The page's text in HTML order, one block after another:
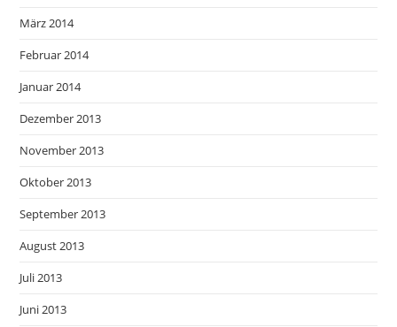
März 2014
Februar 2014
Januar 2014
Dezember 2013
November 2013
Oktober 2013
September 2013
August 2013
Juli 2013
Juni 2013